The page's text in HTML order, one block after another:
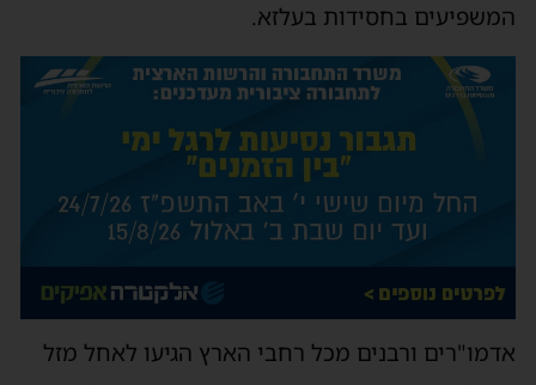
המשפיעים בחסידות בעלזא.
אדמו"רים ורבנים מכל רחבי הארץ הגיעו לאחל מזל